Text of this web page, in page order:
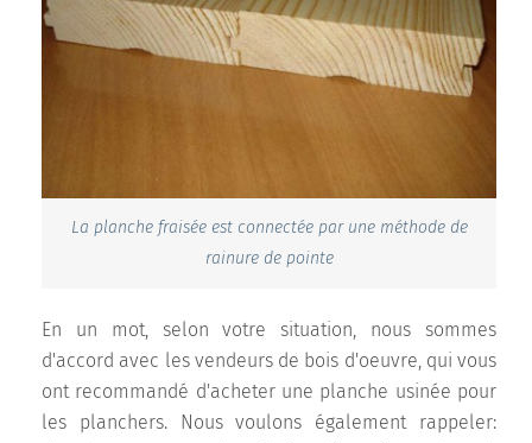
La planche fraisée est connectée par une méthode de
rainure de pointe
En un mot, selon votre situation, nous sommes
d'accord avec les vendeurs de bois d'oeuvre, qui vous
ont recommandé d'acheter une planche usinée pour
les planchers. Nous voulons également rappeler: